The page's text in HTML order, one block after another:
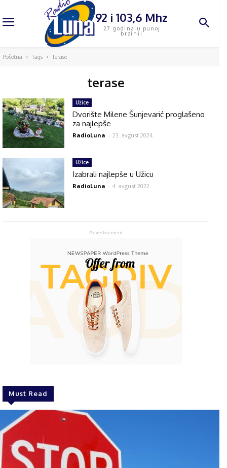
92 i 103,6 Mhz
27 godina u punoj
brzini!
Početna Tags Terase
terase
- Advertisement -
Must Read
Užice
Dvorište Milene Šunjevarić proglašeno
za najlepše
RadioLuna - 23. avgust 2024.
Užice
Izabrali najlepše u Užicu
RadioLuna - 4. avgust 2022.